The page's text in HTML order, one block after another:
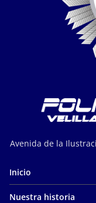
Avenida de la
Inicio
Nuestra historia